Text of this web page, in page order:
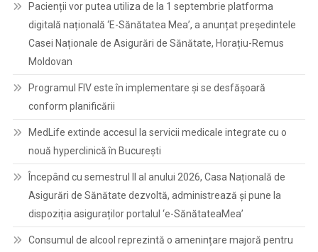
Pacienții vor putea utiliza de la 1 septembrie platforma
digitală națională ‘E-Sănătatea Mea’, a anunțat președintele
Casei Naționale de Asigurări de Sănătate, Horațiu-Remus
Moldovan
Programul FIV este în implementare și se desfășoară
conform planificării
MedLife extinde accesul la servicii medicale integrate cu o
nouă hyperclinică în București
Începând cu semestrul II al anului 2026, Casa Națională de
Asigurări de Sănătate dezvoltă, administrează și pune la
dispoziția asiguraților portalul ‘e-SănătateaMea’
Consumul de alcool reprezintă o amenințare majoră pentru